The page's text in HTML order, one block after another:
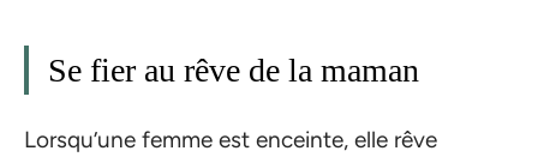
Se fier au rêve de la maman
Lorsqu’une femme est enceinte, elle rêve